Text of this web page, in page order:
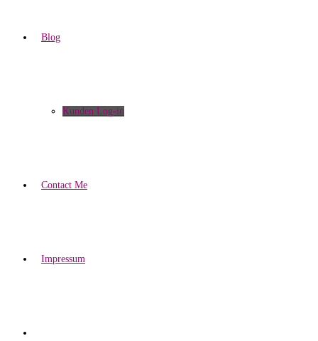
Blog
Kunden Log-in
Contact Me
Impressum